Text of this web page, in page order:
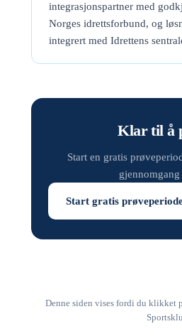
integrasjonspartner med
Norges idrettsforbund, og
integrert med Idrettens
Klar til å
Start en gratis
gjennomgang
Start gratis
Denne siden vises fordi du klikket